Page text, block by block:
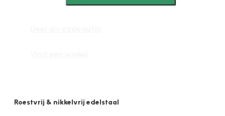
Roestvrij & nikkelvrij edelstaal